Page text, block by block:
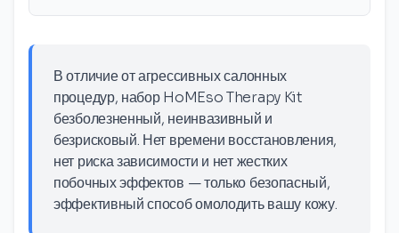
В отличие от агрессивных салонных
процедур, набор HoMEso Therapy Kit
безболезненный, неинвазивный и
безрисковый. Нет времени восстановления,
нет риска зависимости и нет жестких
побочных эффектов — только безопасный,
эффективный способ омолодить вашу кожу.